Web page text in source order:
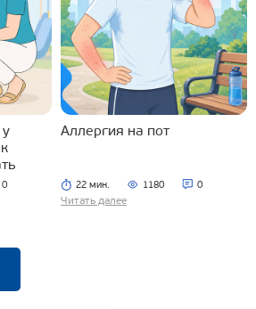
0
Аллергия на пот
22 мин. 1180 0
Читать далее